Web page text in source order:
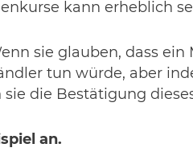
kann erheblich
sie glauben, dass ein
tun würde, aber
die Bestätigung
an.